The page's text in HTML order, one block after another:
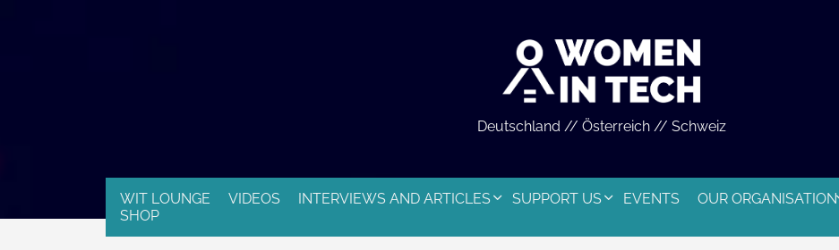
Deutschland // Österreich // Schweiz
WIT LOUNGE VIDEOS INTERVIEWS AND ARTICLES SUPPORT US EVENTS
OUR ORGANISATION
SHOP